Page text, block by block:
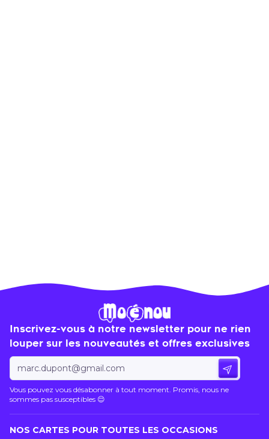
Inscrivez-vous à notre newsletter pour ne rien
louper sur les nouveautés et offres exclusives
Vous pouvez vous désabonner à tout moment. Promis, nous ne
sommes pas susceptibles 😌
NOS CARTES POUR TOUTES LES OCCASIONS